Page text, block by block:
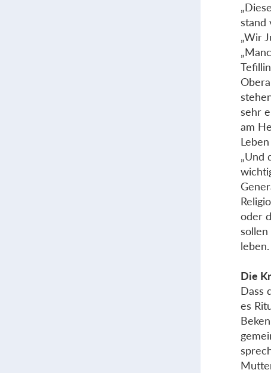
stand
„Wir
sehr
am
„Und
oder
leben.
Die
Dass
es